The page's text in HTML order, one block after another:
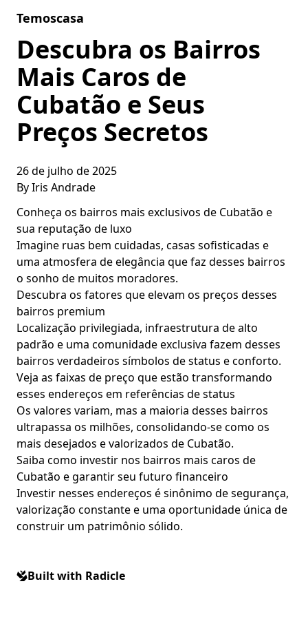
Temoscasa
Descubra os Bairros
Mais Caros de
Cubatão e Seus
Preços Secretos
26 de julho de 2025
ByIris Andrade
Conheça os bairros mais exclusivos de Cubatão e
sua reputação de luxo
Imagine ruas bem cuidadas, casas sofisticadas e
uma atmosfera de elegância que faz desses bairros
o sonho de muitos moradores.
Descubra os fatores que elevam os preços desses
bairros premium
Localização privilegiada, infraestrutura de alto
padrão e uma comunidade exclusiva fazem desses
bairros verdadeiros símbolos de status e conforto.
Veja as faixas de preço que estão transformando
esses endereços em referências de status
Os valores variam, mas a maioria desses bairros
ultrapassa os milhões, consolidando-se como os
mais desejados e valorizados de Cubatão.
Saiba como investir nos bairros mais caros de
Cubatão e garantir seu futuro financeiro
Investir nesses endereços é sinônimo de segurança,
valorização constante e uma oportunidade única de
construir um patrimônio sólido.
Built with Radicle